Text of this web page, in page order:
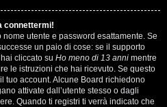
connettermi!
utente e password esattamente. Se
un paio di cose: se il supporto
cliccato su Ho meno di 13 anni mentre
le istruzioni che hai ricevuto. Se questo
tuo account. Alcune Board richiedono
attivate dall’utente stesso o dagli
Quando ti registri ti verrà indicato che